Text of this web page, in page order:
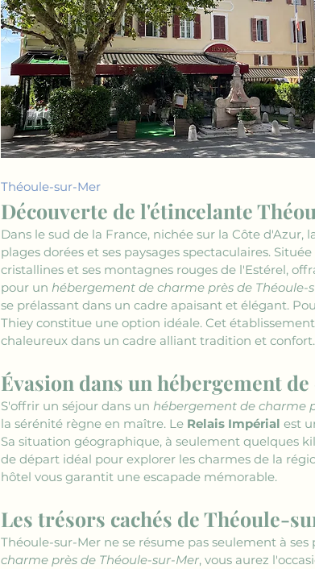
Théoule-sur-Mer
Découverte de l'étincelante
Dans le sud de la France, nichée sur la Côte d'Azur,
plages dorées et ses paysages spectaculaires.
cristallines et ses montagnes rouges de l'Estérel,
pour un hébergement de charme près de Théoule-
se prélassant dans un cadre apaisant et élégant.
Thiey constitue une option idéale. Cet
chaleureux dans un cadre alliant tradition et confort.
Évasion dans un hébergement
S'offrir un séjour dans un hébergement de charme
la sérénité règne en maître. Le Relais Impérial est
Sa situation géographique, à seulement quelques
de départ idéal pour explorer les charmes de la
hôtel vous garantit une escapade mémorable.
Les trésors cachés de Théoule-
Théoule-sur-Mer ne se résume pas seulement à
charme près de Théoule-sur-Mer, vous aurez